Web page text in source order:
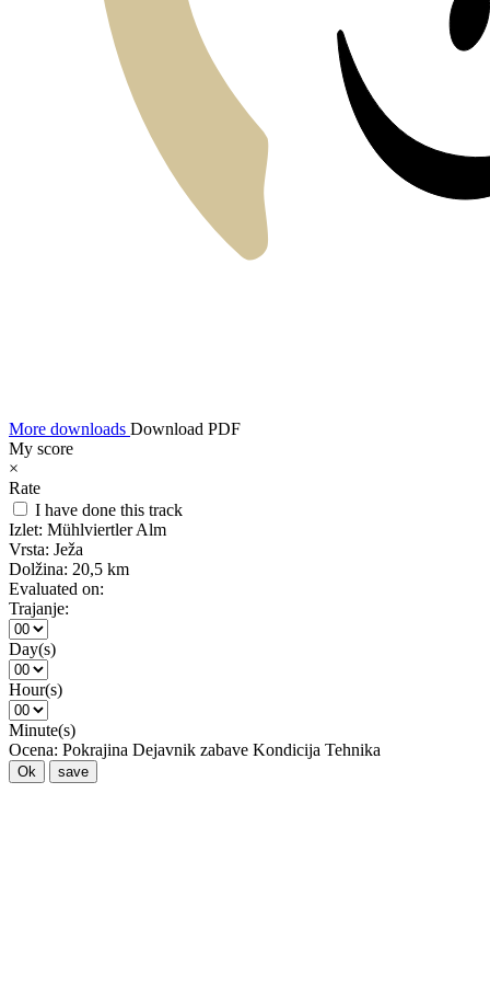
More downloads Download PDF
My score
×
Rate
I have done this track
Izlet: Mühlviertler Alm
Vrsta: Ježa
Dolžina: 20,5 km
Evaluated on:
Trajanje:
Day(s)
Hour(s)
Minute(s)
Ocena: Pokrajina Dejavnik zabave Kondicija Tehnika
Ok save